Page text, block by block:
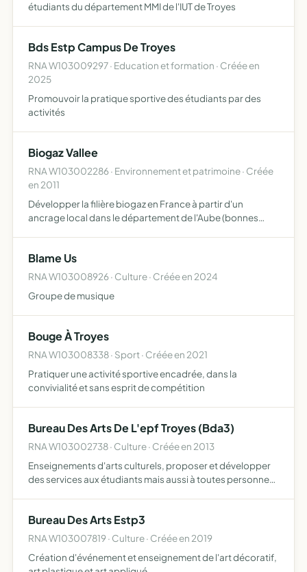
étudiants du département MMI de l'IUT de Troyes
Bds Estp Campus De Troyes
RNA W103009297 · Education et formation · Créée en
2025
Promouvoir la pratique sportive des étudiants par des
activités
Biogaz Vallee
RNA W103002286 · Environnement et patrimoine · Créée
en 2011
Développer la filière biogaz en France à partir d'un
ancrage local dans le département de l'Aube (bonnes
nouveaux inter…
Blame Us
RNA W103008926 · Culture · Créée en 2024
Groupe de musique
Bouge À Troyes
RNA W103008338 · Sport · Créée en 2021
Pratiquer une activité sportive encadrée, dans la
convivialité et sans esprit de compétition
Bureau Des Arts De L'epf Troyes (Bda3)
RNA W103002738 · Culture · Créée en 2013
Enseignements d'arts culturels, proposer et développer
des services aux étudiants mais aussi à toutes personnes
Bureau Des Arts Estp3
RNA W103007819 · Culture · Créée en 2019
Création d'événement et enseignement de l'art décoratif,